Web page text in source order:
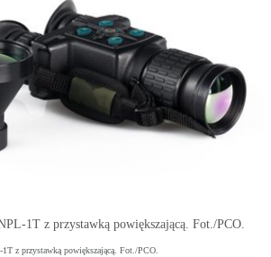
1T z przystawką powiększającą. Fot./PCO.
z przystawką powiększającą. Fot./PCO.